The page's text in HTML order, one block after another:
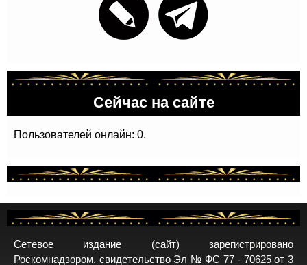
Сейчас на сайте
Пользователей онлайн: 0.
Сетевое издание (сайт) зарегистрировано
Роскомнадзором, свидетельство Эл № ФС 77 - 70625 от 3